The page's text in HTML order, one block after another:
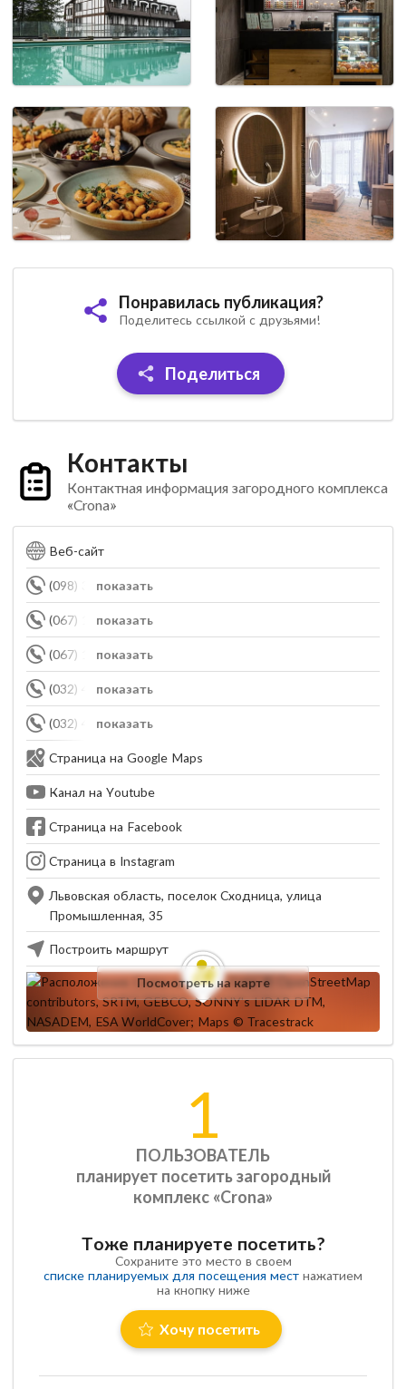
Понравилась публикация?
Поделитесь ссылкой с друзьями!
Поделиться
Контакты
Контактная информация загородного комплекса
«Crona»
Веб-сайт
показать
(098) 389-90-88
показать
(067) 142-00-01
показать
(067) 143-00-01
показать
(032) 484-83-11
показать
(032) 484-83-10
Страница на Google Maps
Канал на Youtube
Страница на Facebook
Страница в Instagram
Львовская область, поселок Сходница, улица
Промышленная, 35
Построить маршрут
Посмотреть на карте
1
ПОЛЬЗОВАТЕЛЬ
планирует посетить загородный
комплекс «Crona»
Тоже планируете посетить?
Сохраните это место в своем
списке планируемых для посещения мест нажатием
на кнопку ниже
Хочу посетить